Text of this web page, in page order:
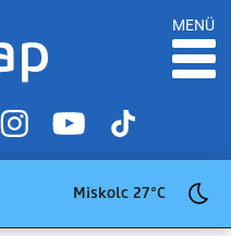
MENÜ
Miskolc 27°C